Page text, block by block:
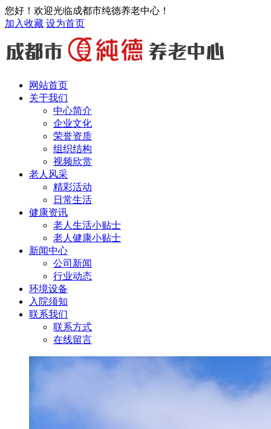
您好！欢迎光临成都市纯德养老中心！
加入收藏 设为首页
网站首页
关于我们
中心简介
企业文化
荣誉资质
组织结构
视频欣赏
老人风采
精彩活动
日常生活
健康资讯
老人生活小贴士
老人健康小贴士
新闻中心
公司新闻
行业动态
环境设备
入院须知
联系我们
联系方式
在线留言